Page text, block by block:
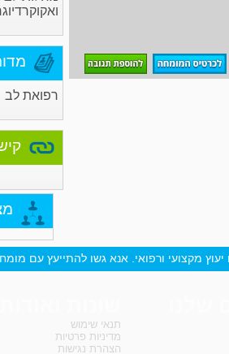
רפואת לב
מקצועי ורפואי. אנא גשו להתייעץ עם
תנאי שימוש
מדיניות פרטיות
הצהרת נגישות